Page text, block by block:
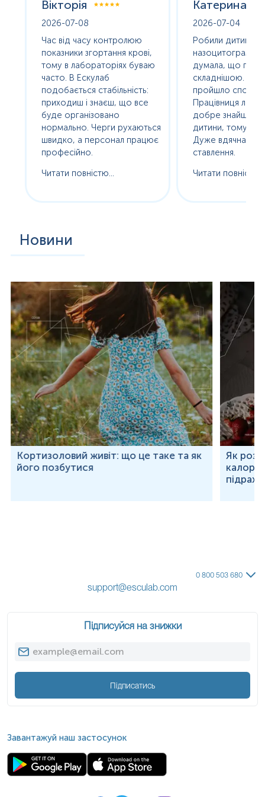
Вікторія
2026-07-08
Час від часу контролюю
показники згортання крові,
тому в лабораторіях буваю
часто. В Ескулаб
подобається стабільність:
приходиш і знаєш, що все
буде організовано
нормально. Черги рухаються
швидко, а персонал працює
професійно.
Читати повністю...
Катерина
2026-07-04
Робили дитині
назоцитограму.
думала, що
складнішою.
пройшло
Працівниця
добре знайшла
дитини, тому без
Дуже вдячна за
ставлення.
Читати повністю...
Новини
Кортизоловий живіт: що це таке та як
його позбутися
Як
0 800 503 680
support@esculab.com
Підписуйся на знижки
Підписатись
Завантажуй наш застосунок